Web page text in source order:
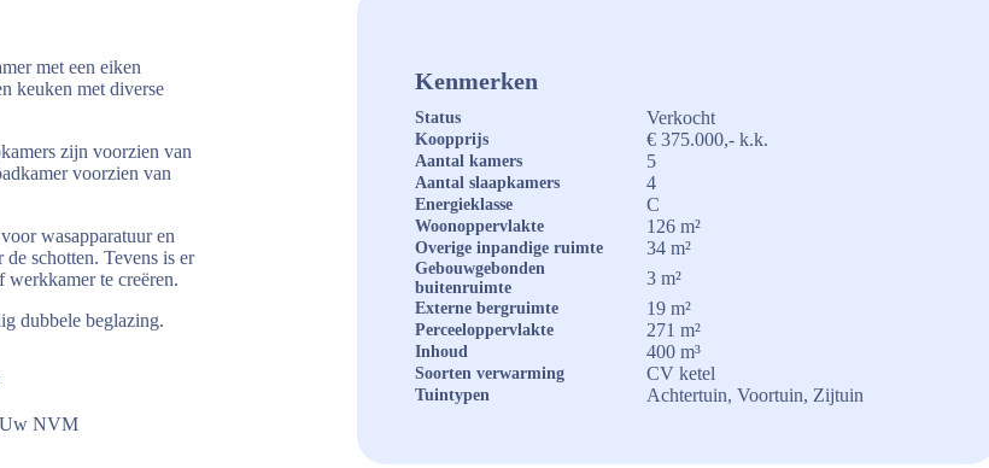
met een eiken
keuken met diverse
zijn voorzien van
voorzien van
wasapparatuur en
schotten. Tevens is er
te creëren.
dubbele beglazing.
Uw NVM
Kenmerken
Status Verkocht
Koopprijs € 375.000,- k.k.
Aantal kamers 5
Aantal slaapkamers 4
Energieklasse C
Woonoppervlakte 126 m²
Overige inpandige ruimte 34 m²
Gebouwgebonden
buitenruimte
3 m²
Externe bergruimte 19 m²
Perceeloppervlakte 271 m²
Inhoud 400 m³
Soorten verwarming CV ketel
Tuintypen Achtertuin, Voortuin, Zijtuin